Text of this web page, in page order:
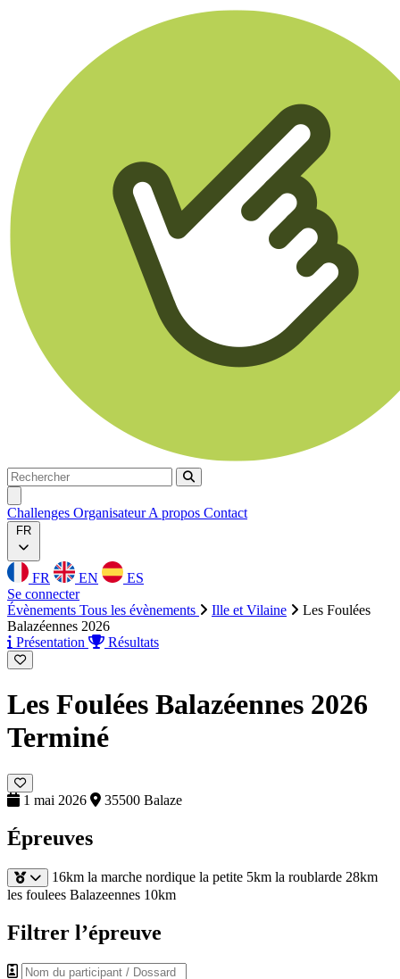
Rechercher
Rechercher
Challenges OrganisateurA propos Contact
FR
FR EN
ES
Se connecter
Évènements Tous les évènements Ille et Vilaine
Les Foulées
Balazéennes 2026
Présentation
Résultats
Les Foulées Balazéennes 2026
Terminé
1 mai 2026 35500 Balaze
Épreuves
16km la marche nordique la petite 5km la roublarde 28km
les foulees Balazeennes 10km
Filtrer l’épreuve
Nom du participant / Dossard